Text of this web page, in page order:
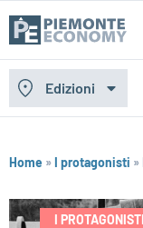
Edizioni
Home »I protagonisti »
I PROTAGONISTI